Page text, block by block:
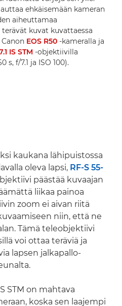
auttaa ehkäisemään kameran
aiheuttamaa
kuvat kuvattaessa
EOS R50 -kameralla ja
IS STM -objektiivilla
s, f/7.1 ja ISO 100).
kaukana lähipuistossa
oleva lapsi, RF-S 55-
päästää kuvaajan
liikaa painoa
zoom ei aivan riitä
niin, että ne
Tämä teleobjektiivi
voi ottaa teräviä ja
lapsen jalkapallo-
STM on mahtava
koska sen laajempi